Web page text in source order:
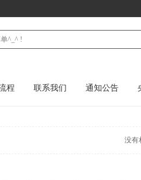
程 联系我们 通知公告
没有